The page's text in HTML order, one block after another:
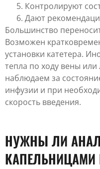
Контролируют
Дают
Большинство
Возможен
установки катетера.
тепла по ходу вены
наблюдаем за
инфузии и при
скорость введения.
НУЖНЫ ЛИ
КАПЕЛЬНИЦАМИ